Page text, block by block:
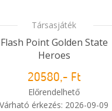
Társasjáték
Flash Point Golden State
Heroes
20580,- Ft
Előrendelhető
Várható érkezés: 2026-09-09